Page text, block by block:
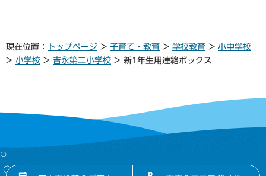
現在位置： トップページ > 子育て・教育 > 学校教育 > 小中学校
> 小学校 > 吉永第二小学校 > 新1年生用連絡ボックス